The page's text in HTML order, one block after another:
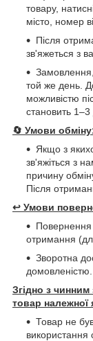
товару,
місто, номер
Після
зв'яжеться з
той же день.
можливістю
становить 1–3
🔄 Умови
Якщо з
зв'яжіться з
причину
Після
↩️ Умови
Повернення
отримання
Зворотна
домовленістю.
Згідно з
товар належної
Товар не
використання